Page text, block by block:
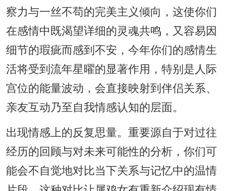
察力与一丝不苟的完美主义倾向，这使你们
在感情中既渴望详细的灵魂共鸣，又容易因
细节的瑕疵而感到不安，今年你们的感情生
活将受到流年星曜的显著作用，特别是人际
宫位的能量波动，会直接映射到伴侣关系、
亲友互动乃至自我情感认知的层面。
出现情感上的反复思量。重要源自于对过往
经历的回顾与对未来可能性的分析，你们可
能会不自觉地对比当下关系与记忆中的温情